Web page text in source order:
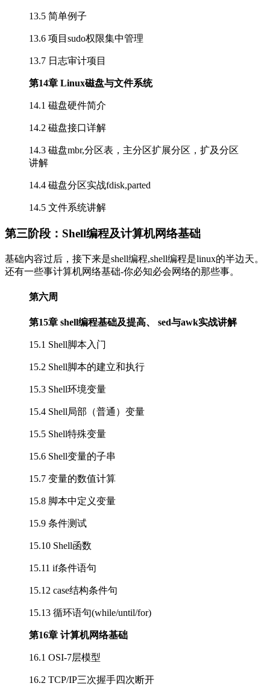
13.5 简单例子
13.6 项目sudo权限集中管理
13.7 日志审计项目
第14章 Linux磁盘与文件系统
14.1 磁盘硬件简介
14.2 磁盘接口详解
14.3 磁盘mbr,分区表，主分区扩展分区，扩及分区
讲解
14.4 磁盘分区实战fdisk,parted
14.5 文件系统讲解
第三阶段：Shell编程及计算机网络基础
基础内容过后，接下来是shell编程,shell编程是linux的半边天。
还有一些事计算机网络基础-你必知必会网络的那些事。
第六周
第15章 shell编程基础及提高、 sed与awk实战讲解
15.1 Shell脚本入门
15.2 Shell脚本的建立和执行
15.3 Shell环境变量
15.4 Shell局部（普通）变量
15.5 Shell特殊变量
15.6 Shell变量的子串
15.7 变量的数值计算
15.8 脚本中定义变量
15.9 条件测试
15.10 Shell函数
15.11 if条件语句
15.12 case结构条件句
15.13 循环语句(while/until/for)
第16章 计算机网络基础
16.1 OSI-7层模型
16.2 TCP/IP三次握手四次断开